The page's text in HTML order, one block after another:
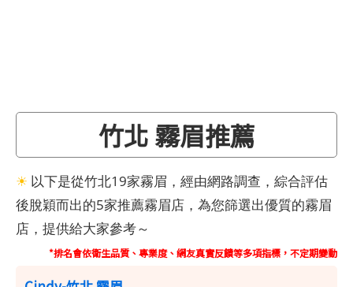
竹北 霧眉推薦
☀ 以下是從竹北19家霧眉，經由網路調查，綜合評估
後脫穎而出的5家推薦霧眉店，為您篩選出優質的霧眉
店，提供給大家參考～
*排名會依衛生品質、專業度、網友真實反饋等多項指標，不定期變動